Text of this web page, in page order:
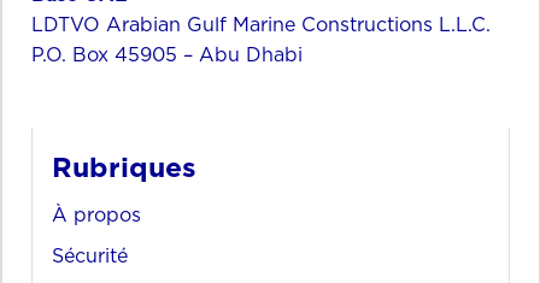
LDTVO Arabian Gulf Marine Constructions L.L.C.
P.O. Box 45905 – Abu Dhabi
Rubriques
À propos
Sécurité